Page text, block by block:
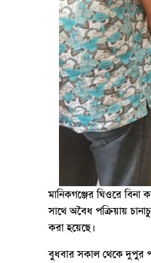
মানিকগঞ্জের ঘিওরে
সাথে অবৈধ পক্রিয়ায়
করা হয়েছে।
বুধবার সকাল থেকে দুপুর